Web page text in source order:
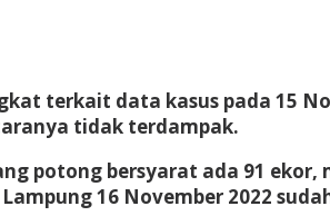
terkait data kasus pada 15
tidak terdampak.
potong bersyarat ada 91
16 November 2022